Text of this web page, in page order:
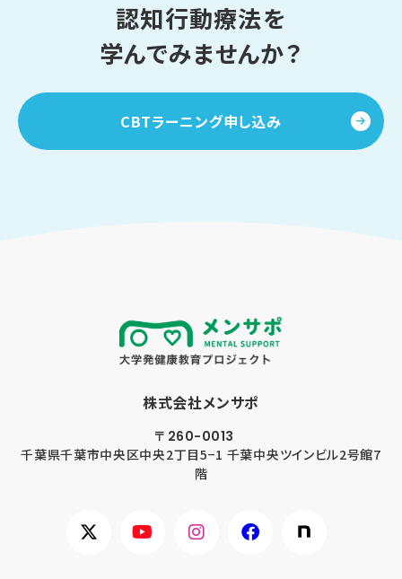
認知行動療法を
学んでみませんか？
CBTラーニング申し込み
株式会社メンサポ
〒260-0013
千葉県千葉市中央区中央2丁目5−1 千葉中央ツインビル2号館7
階